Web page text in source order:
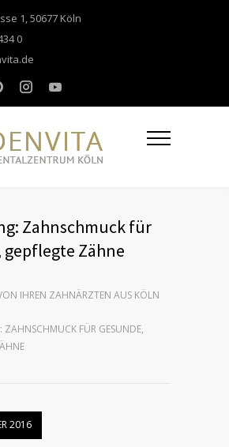
1, 50677 Köln
0
Zahnschmuck für
gepflegte Zähne
IHREN ZAHNÄRZTEN AUS KÖLN
ZAHNSCHMUCK FÜR GESUNDE,
2016